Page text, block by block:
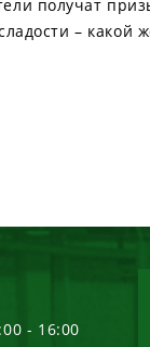
получат
– какой
- 16:00